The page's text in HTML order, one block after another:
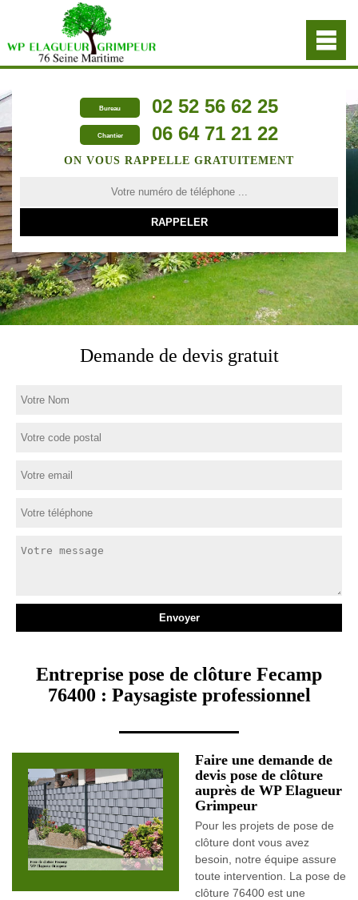
Bureau 02 52 56 62 25
Chantier 06 64 71 21 22
ON VOUS RAPPELLE GRATUITEMENT
Demande de devis gratuit
Entreprise pose de clôture Fecamp
76400 : Paysagiste professionnel
Faire une demande de
devis pose de clôture
auprès de WP Elagueur
Grimpeur
Pour les projets de pose de
clôture dont vous avez
besoin, notre équipe assure
toute intervention. La pose de
clôture 76400 est une